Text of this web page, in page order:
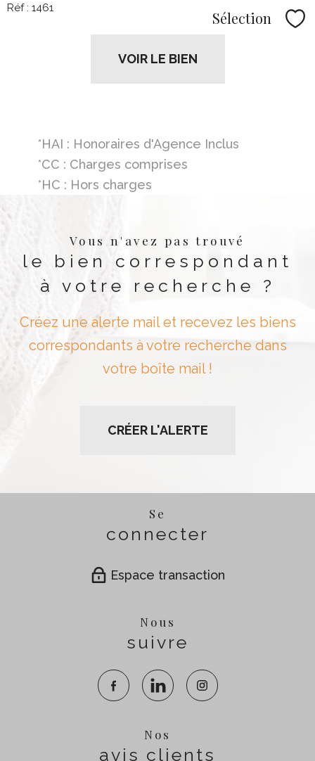
Réf : 1461
Sélection
VOIR LE BIEN
*HAI : Honoraires d'Agence Inclus
*CC : Charges comprises
*HC : Hors charges
Vous n'avez pas trouvé
le bien correspondant
à votre recherche ?
Créez une alerte mail et recevez les biens
correspondants à votre recherche dans
votre boîte mail !
CRÉER L'ALERTE
Se
connecter
Espace transaction
Nous
suivre
Nos
avis clients